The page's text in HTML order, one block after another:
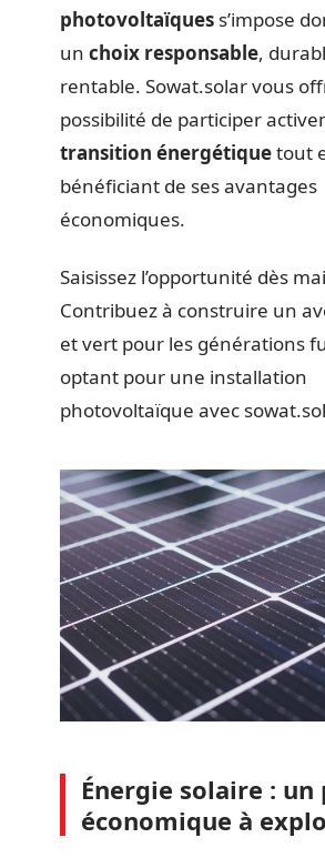
photovoltaïques s’impose
un choix responsable,
rentable. Sowat.solar vous
possibilité de participer
transition énergétiquetout
bénéficiant de ses avantages
économiques.
Saisissez l’opportunité dès
Contribuez à construire un
et vert pour les générations
optant pour une installation
photovoltaïque avec
Énergie solaire :
économique à